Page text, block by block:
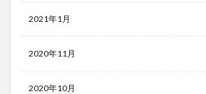
2021年1月
2020年11月
2020年10月